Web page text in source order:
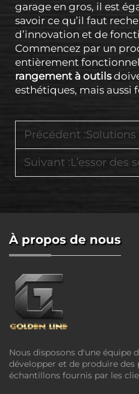
garage en gros, il est
savoir ce qu’il faut
d’innovation et de
Commencez par un
entièrement
rangement à outils
esthétiques, mais aussi
Précédent :Solutions tout-en-un pour atelier,
Suivant :L’essor des solutions de stockage
À propos de nous
Nous disposons d'une équipe
développer et de produire des
échantillons fournis par les